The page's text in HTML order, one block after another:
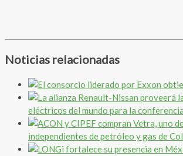
Noticias relacionadas
eléctricos del mundo para la
independientes de petróleo y gas de